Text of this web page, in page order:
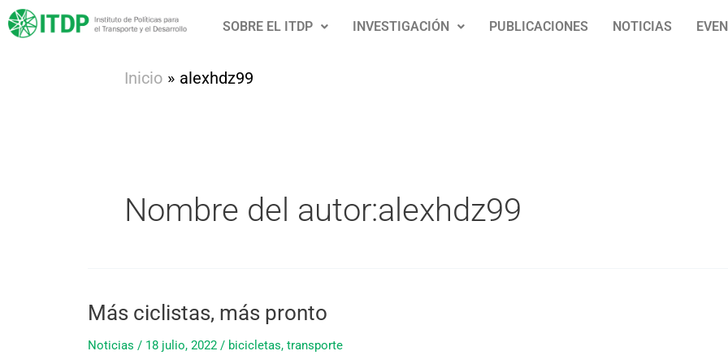
al
SOBRE EL ITDP INVESTIGACIÓN PUBLICACIONES NOTICIAS
Inicio alexhdz99
Nombre del autor:alexhdz99
Más ciclistas, más pronto
Noticias / 18 julio, 2022 / bicicletas, transporte
Más
más